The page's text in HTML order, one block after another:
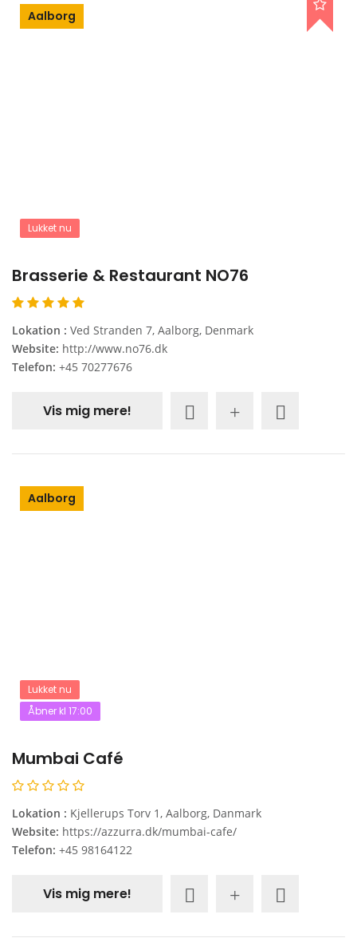
Aalborg
Lukket nu
Brasserie & Restaurant NO76
Lokation : Ved Stranden 7, Aalborg, Denmark
Website: http://www.no76.dk
Telefon: +45 70277676
Vis mig mere!
Aalborg
Lukket nu
Åbner kl 17:00
Mumbai Café
Lokation : Kjellerups Torv 1, Aalborg, Danmark
Website: https://azzurra.dk/mumbai-cafe/
Telefon: +45 98164122
Vis mig mere!